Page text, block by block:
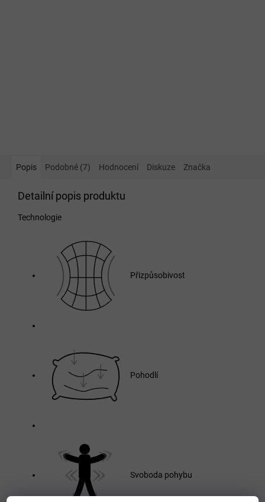
Popis Podobné (7) Hodnocení Diskuze Značka
Detailní popis produktu
Technologie
Přizpůsobivost
Pohodlí
Svoboda pohybu